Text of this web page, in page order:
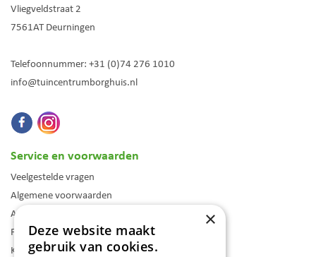
Vliegveldstraat 2
7561AT Deurningen
Telefoonnummer: +31 (0)74 276 1010
info@tuincentrumborghuis.nl
Service en voorwaarden
Veelgestelde vragen
Algemene voorwaarden
Assortiment
Folder
Klantenkaart
×
Deze website maakt
gebruik van cookies.